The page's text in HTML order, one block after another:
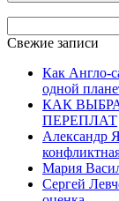
Свежие записи
Как Англо-
одной
КАК
ПЕРЕПЛАТ
Александр
Мария
Сергей